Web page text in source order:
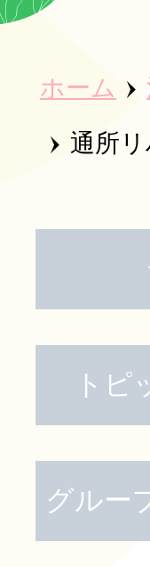
ホーム
通所
トピ
グルー
は
最